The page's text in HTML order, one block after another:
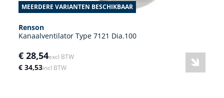
MEERDERE VARIANTEN BESCHIKBAAR
Renson
Kanaalventilator Type 7121 Dia.100
€ 28,54excl BTW
€ 34,53incl BTW